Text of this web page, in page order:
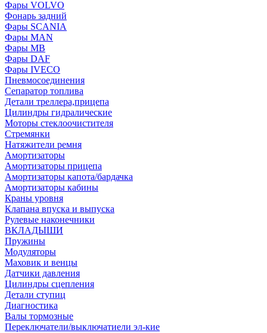
Фары VOLVO
Фонарь задний
Фары SCANIA
Фары MAN
Фары MB
Фары DAF
Фары IVECO
Пневмосоединения
Сепаратор топлива
Детали треллера,прицепа
Цилиндры гидралические
Моторы стеклоочистителя
Стремянки
Натяжители ремня
Амортизаторы
Амортизаторы прицепа
Амортизаторы капота/бардачка
Амортизаторы кабины
Краны уровня
Клапана впуска и выпуска
Рулевые наконечники
ВКЛАДЫШИ
Пружины
Модуляторы
Маховик и венцы
Датчики давления
Цилиндры сцепления
Детали ступиц
Диагностика
Валы тормозные
Переключатели/выключатиели эл-кие